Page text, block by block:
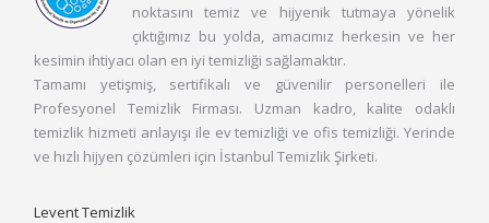
noktasını temiz ve hijyenik tutmaya yönelik
çıktığımız bu yolda, amacımız herkesin ve her
kesimin ihtiyacı olan en iyi temizliği sağlamaktır.
Tamamı yetişmiş, sertifikalı ve güvenilir personelleri ile
Profesyonel Temizlik Firması. Uzman kadro, kalite odaklı
temizlik hizmeti anlayışı ile ev temizliği ve ofis temizliği. Yerinde
ve hızlı hijyen çözümleri için İstanbul Temizlik Şirketi.
Levent Temizlik